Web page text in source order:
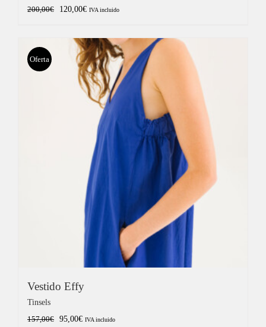
200,00€
El
original
200,00€.
120,00€El
actual
es:
120,00€.
IVA incluido
Oferta
Vestido Effy
Tinsels
157,00€ El
95,00€ElIVA incluido